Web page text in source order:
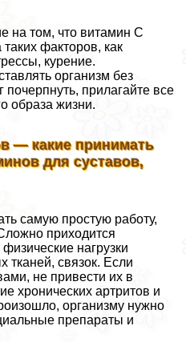
на том, что витамин С
таких факторов, как
курение.
организм без
прилагайте все
образа жизни.
— какие принимать
для суставов,
самую простую работу,
приходится
нагрузки
тканей, связок. Если
не привести их в
хронических артритов и
организму нужно
препараты и